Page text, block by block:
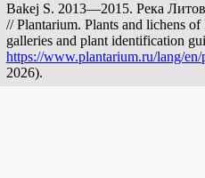
Bakej S. 2013—2015. Река
// Plantarium. Plants and lichens
galleries and plant identification
https://www.plantarium.ru/lang/
2026).